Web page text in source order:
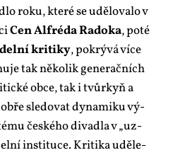
roku, kte­ré se udě­lo­va­lo v
Cen Alfréda Ra­do­ka, po­té
kri­ti­ky, po­krý­vá ví­ce
tak ně­ko­lik ge­ne­rač­ních
ob­ce, tak i tvůr­kyň a
sle­do­vat dy­na­mi­ku vý­
čes­ké­ho di­va­dla v „uz­
in­sti­tu­ce. Kri­ti­ka udě­le­